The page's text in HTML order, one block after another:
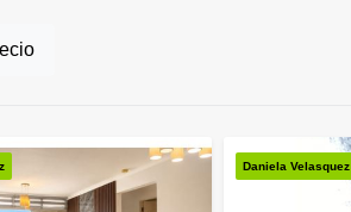
Daniela Velasquez